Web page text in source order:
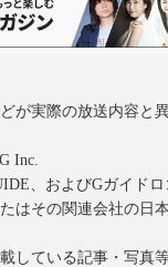
が実際の放送内容と
Inc.
、およびGガイド
はその関連会社の日
している記事・写真